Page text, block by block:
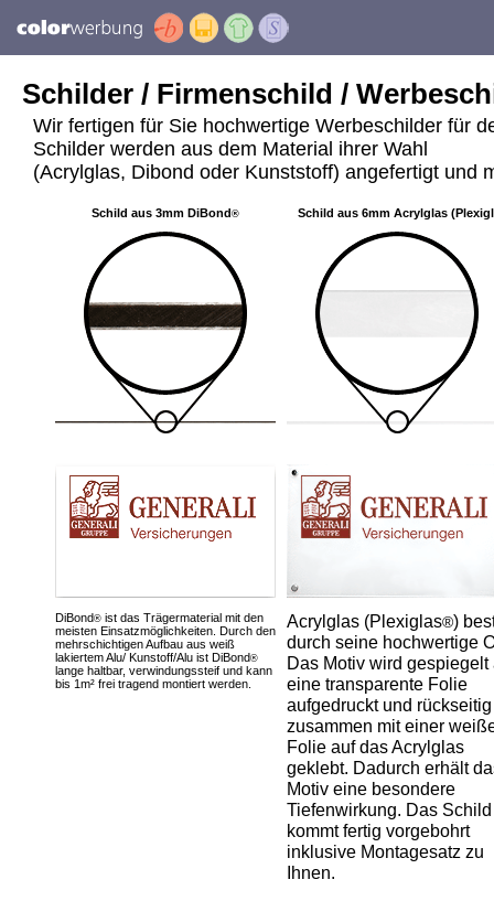
Schilder / Firmenschild /
Wir fertigen für Sie hochwertige Werbeschilder für
Schilder werden aus dem Material ihrer Wahl
(Acrylglas, Dibond oder Kunststoff) angefertigt und
Schild aus 3mm DiBond® Schild aus 6mm Acrylglas
DiBond® ist das Trägermaterial mit den
meisten Einsatzmöglichkeiten. Durch den
mehrschichtigen Aufbau aus weiß
lakiertem Alu/ Kunstoff/Alu ist DiBond®
lange haltbar, verwindungssteif und kann
bis 1m² frei tragend montiert werden.
Acrylglas (Plexiglas®)
durch seine hochwertige
Das Motiv wird gespiegelt
eine transparente Folie
aufgedruckt und rückseitig
zusammen mit einer
Folie auf das Acrylglas
geklebt. Dadurch erhält
Motiv eine besondere
Tiefenwirkung. Das Schild
kommt fertig vorgebohrt
inklusive Montagesatz zu
Ihnen.